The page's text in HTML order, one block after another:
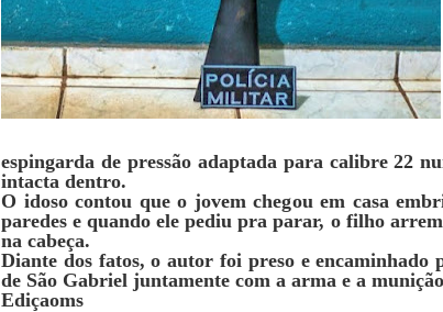
espingarda de pressão adaptada para calibre 22
intacta dentro.
O idoso contou que o jovem chegou em casa
paredes e quando ele pediu pra parar, o filho
na cabeça.
Diante dos fatos, o autor foi preso e encaminhado
de São Gabriel juntamente com a arma e a
Ediçaoms